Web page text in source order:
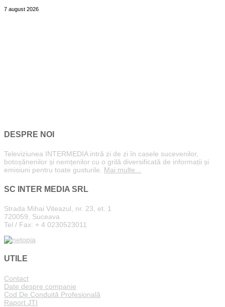
7 august 2026
DESPRE NOI
Televiziunea INTERMEDIA intră zi de zi în casele sucevenilor,
botoșănenilor și nemțenilor cu o grilă diversificată de informații și
emisiuni pentru toate gusturile. Mai multe...
SC INTER MEDIA SRL
Strada Mihai Viteazul, nr. 23, et. 1
720059, Suceava
Tel / Fax: + 4 0230523011
UTILE
Contact
Date despre companie
Cod De Conduită Profesională
Raport JTI